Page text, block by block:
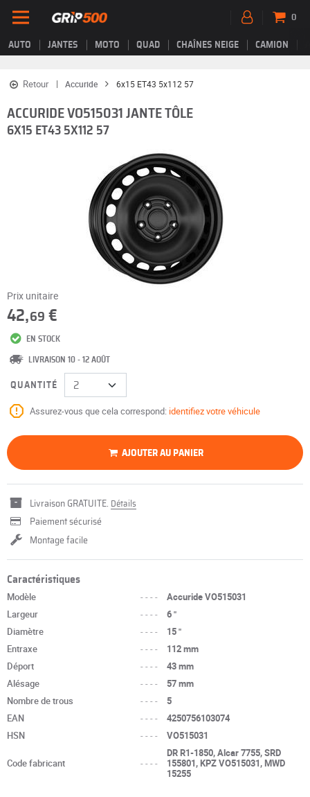
AUTO JANTES MOTO QUAD CHAÎNES NEIGE CAMION
0
Retour Accuride 6x15 ET43 5x112 57
ACCURIDE VO515031 JANTE TÔLE
6X15 ET43 5X112 57
Prix unitaire
42,69 €
EN STOCK
LIVRAISON 10 - 12 AOÛT
QUANTITÉ
Assurez-vous que cela correspond: identifiez votre véhicule
AJOUTER AU PANIER
Livraison GRATUITE. Détails
Paiement sécurisé
Montage facile
Caractéristiques
Modèle ----
Accuride VO515031
Largeur
----
6 "
Diamètre
----
15 "
Entraxe
----
112 mm
Déport
----
43 mm
Alésage
----
57 mm
Nombre de trous
----
5
EAN
----
4250756103074
HSN
---- VO515031
Code fabricant ----
DR R1-1850, Alcar 7755, SRD
155801, KPZ VO515031, MWD
15255